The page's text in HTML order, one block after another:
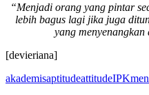
“Menjadi orang yang pintar
lebih bagus lagi jika juga
yang
[devieriana]
akademisaptitudeattitudeIPK